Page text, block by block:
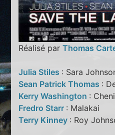
Réalisé parThomas
Julia Stiles : Sara
Sean Patrick Thomas :
Kerry Washington :
Fredro Starr : Malakai
Terry Kinney : Roy